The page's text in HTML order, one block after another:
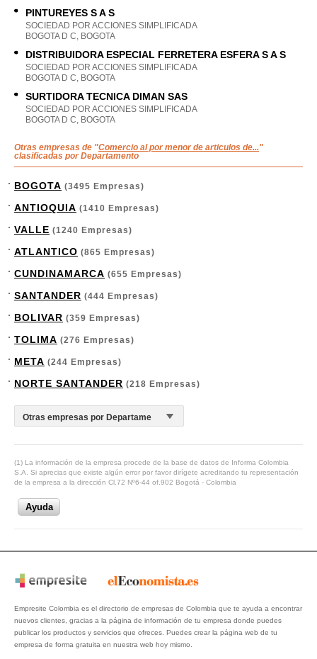
PINTUREYES S A S
SOCIEDAD POR ACCIONES SIMPLIFICADA
BOGOTA D C, BOGOTA
DISTRIBUIDORA ESPECIAL FERRETERA ESFERA S A S
SOCIEDAD POR ACCIONES SIMPLIFICADA
BOGOTA D C, BOGOTA
SURTIDORA TECNICA DIMAN SAS
SOCIEDAD POR ACCIONES SIMPLIFICADA
BOGOTA D C, BOGOTA
Otras empresas de "Comercio al por menor de articulos de..."
clasificadas por Departamento
BOGOTA (3495 Empresas)
ANTIOQUIA (1410 Empresas)
VALLE (1240 Empresas)
ATLANTICO (865 Empresas)
CUNDINAMARCA (655 Empresas)
SANTANDER (444 Empresas)
BOLIVAR (359 Empresas)
TOLIMA (276 Empresas)
META (244 Empresas)
NORTE SANTANDER (218 Empresas)
(1) La información de la empresa procede de la base de datos de Informa Colombia
S.A. Si aprecias que existe algún error por favor dirígete acreditando tu representación
de la empresa a la dirección Cl.72 Nº6-44 of.902 Bogotá - Colombia
Ayuda
Empresite Colombia es el directorio de empresas de Colombia que te ayuda a encontrar
nuevos clientes, gracias a la página de información de tu empresa donde puedes
publicar los productos y servicios que ofreces. Puedes crear la página web de tu
empresa de forma gratuita en nuestra web hoy mismo.